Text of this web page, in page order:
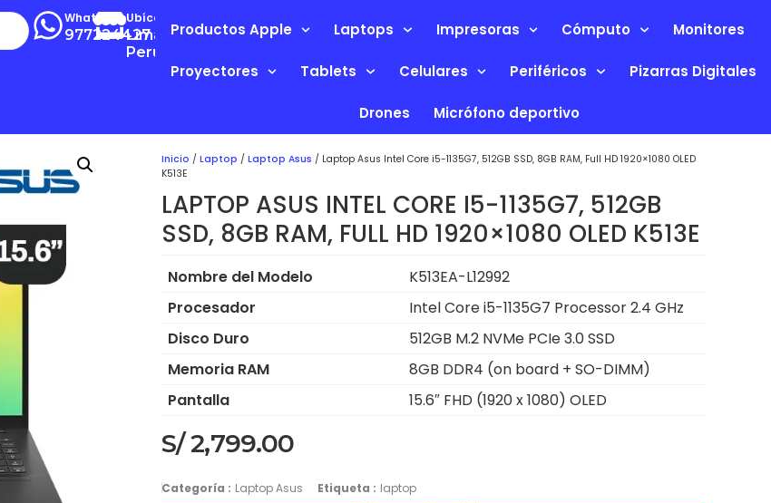
Whatsapp
977224427
Ubícanos
Lima-
Perú
Productos Apple Laptops Impresoras Cómputo Monitores
Proyectores Tablets Celulares Periféricos Pizarras Digitales
Drones Micrófono deportivo
Inicio / Laptop / Laptop Asus / Laptop Asus Intel Core i5-1135G7, 512GB SSD, 8GB RAM, Full HD 1920×1080 OLED
K513E
LAPTOP ASUS INTEL CORE I5-1135G7, 512GB
SSD, 8GB RAM, FULL HD 1920×1080 OLED K513E
Nombre del Modelo
K513EA-L12992
Procesador
Intel Core i5-1135G7 Processor 2.4 GHz
Disco Duro
512GB M.2 NVMe PCIe 3.0 SSD
Memoria RAM
8GB DDR4 (on board + SO-DIMM)
Pantalla
15.6″ FHD (1920 x 1080) OLED
S/2,799.00
Categoría : Laptop Asus Etiqueta : laptop